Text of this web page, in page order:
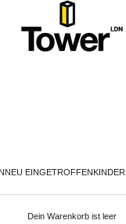
Tower-London.De
NEU EINGETROFFEN KINDER
Dein Warenkorb ist leer